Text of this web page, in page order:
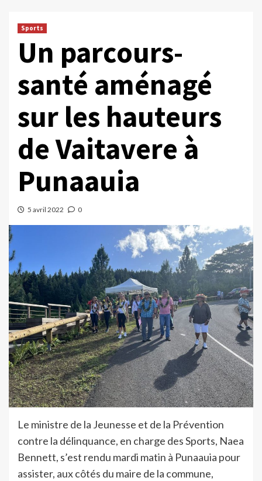
Sports
Un parcours-
santé aménagé
sur les hauteurs
de Vaitavere à
Punaauia
5 avril 2022 0
Le ministre de la Jeunesse et de la Prévention
contre la délinquance, en charge des Sports, Naea
Bennett, s’est rendu mardi matin à Punaauia pour
assister, aux côtés du maire de la commune,